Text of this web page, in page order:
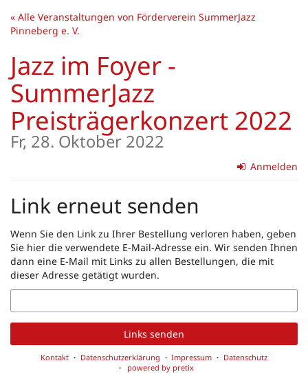
Zum
Haupt-
« Alle Veranstaltungen von Förderverein SummerJazz
Pinneberg e. V.
Jazz im Foyer -
SummerJazz
Preisträgerkonzert 2022
Fr, 28. Oktober 2022
Anmelden
Link erneut senden
Wenn Sie den Link zu Ihrer Bestellung verloren haben, geben
Sie hier die verwendete E-Mail-Adresse ein. Wir senden Ihnen
dann eine E-Mail mit Links zu allen Bestellungen, die mit
dieser Adresse getätigt wurden.
E-
Mail
Links senden
Kontakt Datenschutzerklärung Impressum
Datenschutz
powered by pretix